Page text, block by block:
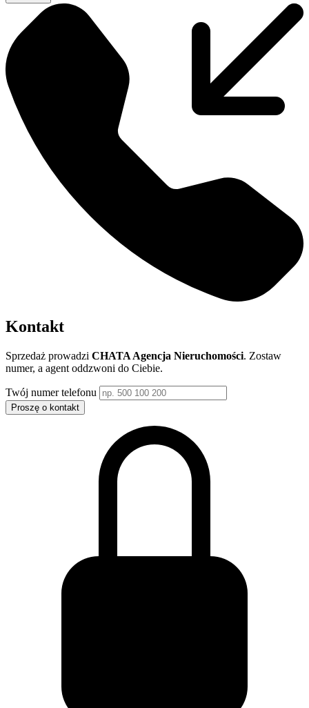
Kontakt
Sprzedaż prowadzi CHATA Agencja Nieruchomości. Zostaw
numer, a agent oddzwoni do Ciebie.
Twój numer telefonu
Proszę o kontakt